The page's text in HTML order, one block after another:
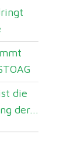
die
der...